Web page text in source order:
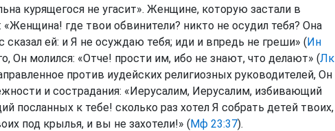
курящегося не угасит». Женщине, которую застали в
«Женщина! где твои обвинители? никто не осудил тебя? Она
сказал ей: и Я не осуждаю тебя; иди и впредь не греши» (Ин
Он молился: «Отче! прости им, ибо не знают, что делают» (Лк
против иудейских религиозных руководителей, Он
и сострадания: «Иерусалим, Иерусалим, избивающий
посланных к тебе! сколько раз хотел Я собрать детей твоих,
под крылья, и вы не захотели!» (Мф 23:37).